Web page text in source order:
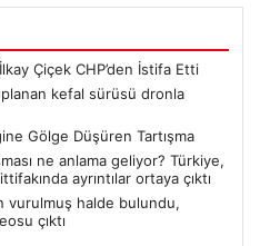
Çiçek CHP’den İstifa Etti
kefal sürüsü dronla
Gölge Düşüren Tartışma
ne anlama geliyor? Türkiye,
ayrıntılar ortaya çıktı
vurulmuş halde bulundu,
çıktı